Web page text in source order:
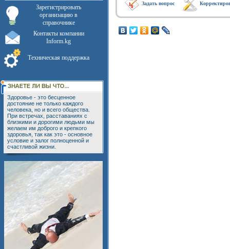
Зарегистрировать
организацию в
справочнике
Контакты компании
Inform.kg
Техническая поддержка
Здоровье - это бесценное
достояние не только каждого
человека, но и всего общества.
При встречах, расставаниях с
близкими и дорогими людьми мы
желаем им доброго и крепкого
здоровья, так как это - основное
условие и залог полноценной и
счастливой жизни.
Задать вопрос